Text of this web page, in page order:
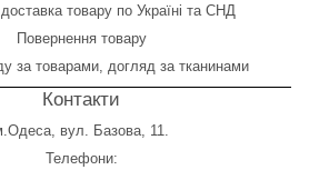
доставка товару по Україні та СНД
Повернення товару
за товарами, догляд за тканинами
Контакти
вул. Базова, 11.
Телефони: